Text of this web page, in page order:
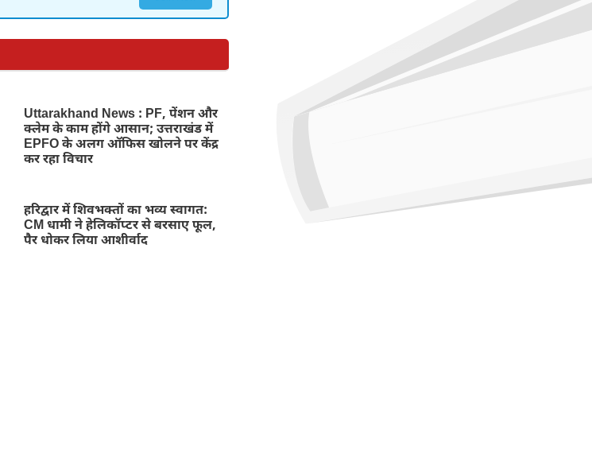
Uttarakhand News : PF, पेंशन और
क्लेम के काम होंगे आसान; उत्तराखंड में
EPFO के अलग ऑफिस खोलने पर केंद्र
कर रहा विचार
हरिद्वार में शिवभक्तों का भव्य स्वागत:
CM धामी ने हेलिकॉप्टर से बरसाए फूल,
पैर धोकर लिया आशीर्वाद